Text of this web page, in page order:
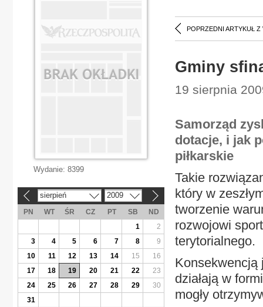
POPRZEDNI ARTYKUŁ Z
Gminy
19 sierpnia
Samorząd
dotacje, i jak
piłkarskie
Takie
który w
tworzenie
rozwojowi
terytorialnego.
Konsekwencją
działają w
mogły
Wydanie: 8399
sierpień 2009
PN WT ŚR CZ PT SB
ND
1
2
3
4 5 6 7 8
9
10
11 12 13 14 15
16
17
18 19 20 21 22
23
24
25 26 27 28 29
30
31